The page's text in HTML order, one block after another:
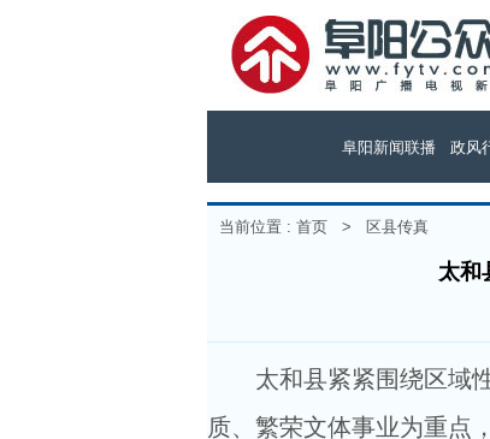
阜阳新闻联播 政风
当前位置 : 首页 > 区县传真
太和
太和县紧紧围绕区域
质、繁荣文体事业为重点